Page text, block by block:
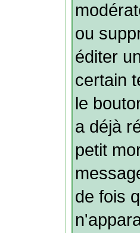
ou
éditer
certain
le
a déjà
petit
de fois